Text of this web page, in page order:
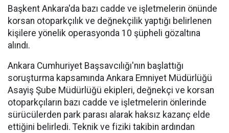
Başkent Ankara'da bazı cadde ve işletmelerin önünde
korsan otoparkçılık ve değnekçilik yaptığı belirlenen
kişilere yönelik operasyonda 10 şüpheli gözaltına
alındı.
Ankara Cumhuriyet Başsavcılığı'nın başlattığı
soruşturma kapsamında Ankara Emniyet Müdürlüğü
Asayiş Şube Müdürlüğü ekipleri, değnekçi ve korsan
otoparkçıların bazı cadde ve işletmelerin önlerinde
sürücülerden park parası alarak haksız kazanç elde
ettiğini belirledi. Teknik ve fiziki takibin ardından